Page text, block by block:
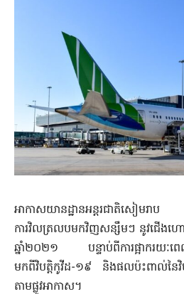
អាកាសយានដ្ឋានអន្តរជាតិសៀមរ
ការវិលត្រលបមកវិញសន្សឹមៗ នូវជើងហោះ
ឆ្នាំ២០២១ បន្ទាប់ពីការផ្អាករ
មកពីវិបត្តិកូវីដ-១៩ និងផលប៉ះពាល់នៃវិ
តាមផ្លូវអាកាស។